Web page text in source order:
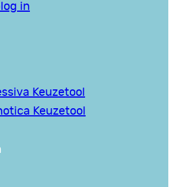
in
Keuzetool
Keuzetool